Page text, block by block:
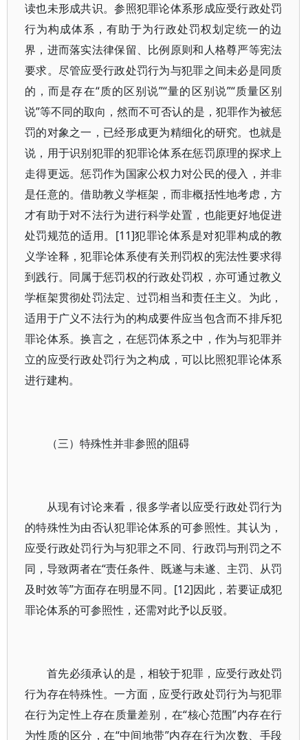
读也未形成共识。参照犯罪论体系形成应受行政处罚
行为构成体系，有助于为行政处罚权划定统一的边
界，进而落实法律保留、比例原则和人格尊严等宪法
要求。尽管应受行政处罚行为与犯罪之间未必是同质
的，而是存在“质的区别说”“量的区别说”“质量区别
说”等不同的取向，然而不可否认的是，犯罪作为被惩
罚的对象之一，已经形成更为精细化的研究。也就是
说，用于识别犯罪的犯罪论体系在惩罚原理的探求上
走得更远。惩罚作为国家公权力对公民的侵入，并非
是任意的。借助教义学框架，而非概括性地考虑，方
才有助于对不法行为进行科学处置，也能更好地促进
处罚规范的适用。[11]犯罪论体系是对犯罪构成的教
义学诠释，犯罪论体系使有关刑罚权的宪法性要求得
到践行。同属于惩罚权的行政处罚权，亦可通过教义
学框架贯彻处罚法定、过罚相当和责任主义。为此，
适用于广义不法行为的构成要件应当包含而不排斥犯
罪论体系。换言之，在惩罚体系之中，作为与犯罪并
立的应受行政处罚行为之构成，可以比照犯罪论体系
进行建构。
（三）特殊性并非参照的阻碍
从现有讨论来看，很多学者以应受行政处罚行为
的特殊性为由否认犯罪论体系的可参照性。其认为，
应受行政处罚行为与犯罪之不同、行政罚与刑罚之不
同，导致两者在“责任条件、既遂与未遂、主罚、从罚
及时效等”方面存在明显不同。[12]因此，若要证成犯
罪论体系的可参照性，还需对此予以反驳。
首先必须承认的是，相较于犯罪，应受行政处罚
行为存在特殊性。一方面，应受行政处罚行为与犯罪
在行为定性上存在质量差别，在“核心范围”内存在行
为性质的区分，在“中间地带”内存在行为次数、手段